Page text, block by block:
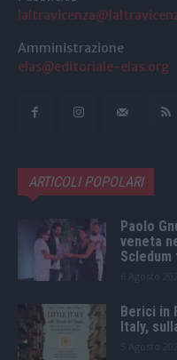
Amministrazione
elas@editoriale-elas.org
ARTICOLI POPOLARI
Paolo
veneta
Berici in
Italy,